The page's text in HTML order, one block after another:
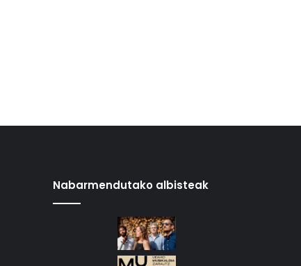
Nabarmendutako albisteak